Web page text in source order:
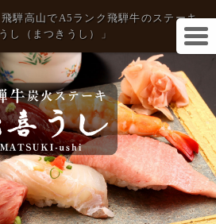
騨高山でA5ランク飛騨牛のステーキ
し（まつきうし）」